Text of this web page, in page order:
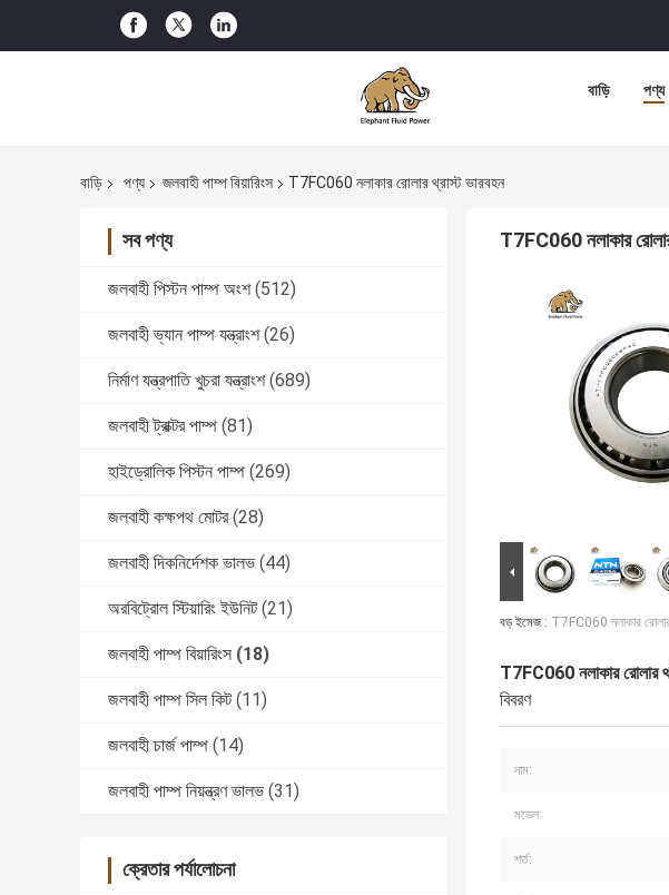
বাড়ি পণ্য
বাড়ি পণ্য জলবাহী পাম্প বিয়ারিংস T7FC060 নলাকার রোলার থ্রাস্ট ভারবহন
সব পণ্য
জলবাহী পিস্টন পাম্প অংশ (512)
জলবাহী ভ্যান পাম্প যন্ত্রাংশ (26)
নির্মাণ যন্ত্রপাতি খুচরা যন্ত্রাংশ (689)
জলবাহী ট্রাক্টর পাম্প (81)
হাইড্রোলিক পিস্টন পাম্প (269)
জলবাহী কক্ষপথ মোটর (28)
জলবাহী দিকনির্দেশক ভালভ (44)
অরবিট্রোল স্টিয়ারিং ইউনিট (21)
জলবাহী পাম্প বিয়ারিংস (18)
জলবাহী পাম্প সিল কিট (11)
জলবাহী চার্জ পাম্প (14)
জলবাহী পাম্প নিয়ন্ত্রণ ভালভ (31)
ক্রেতার পর্যালোচনা
T7FC060 নলাকার
বড় ইমেজ : T7FC060 নলাকার
T7FC060 নলাকার রোলার
বিবরণ
নাম:
মডেল:
শর্ত: